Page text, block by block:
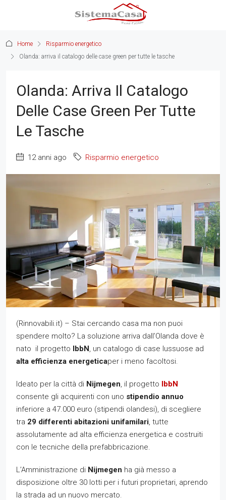
Home
Risparmio energetico
Olanda: arriva il catalogo delle case green per tutte le tasche
Olanda: Arriva Il Catalogo
Delle Case Green Per Tutte
Le Tasche
12 anni ago Risparmio energetico
(Rinnovabili.it) – Stai cercando casa ma non puoi
spendere molto? La soluzione arriva dall’Olanda dove è
nato il progetto IbbN, un catalogo di case lussuose ad
alta efficienza energeticaper i meno facoltosi.
Ideato per la città di Nijmegen, il progetto IbbN
consente gli acquirenti con uno stipendio annuo
inferiore a 47.000 euro (stipendi olandesi), di scegliere
tra 29 differenti abitazioni unifamilari, tutte
assolutamente ad alta efficienza energetica e costruiti
con le tecniche della prefabbricazione.
L’Amministrazione di Nijmegen ha già messo a
disposizione oltre 30 lotti per i futuri proprietari, aprendo
la strada ad un nuovo mercato.